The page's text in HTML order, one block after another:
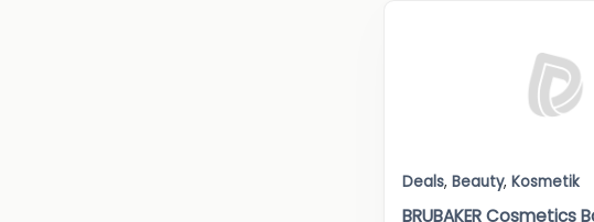
Deals, Beauty, Kosmetik
BRUBAKER Cosmetics